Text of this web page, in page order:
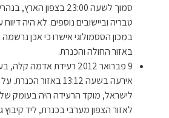
סמוך לשעה 23:00 בצפון
טבריה וביישובים נוספים. לא היה
במכון הססמולוגי אישרו כי אכן
באזור החולה והכנרת.
אירעה בשעה 13:12 באזור
לישראל, מוקד הרעידה היה בעומק
לאזור הצפון מערבי בכנרת, ליד קיבוץ